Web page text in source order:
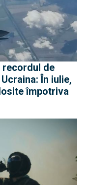
recordul de
În iulie,
împotriva